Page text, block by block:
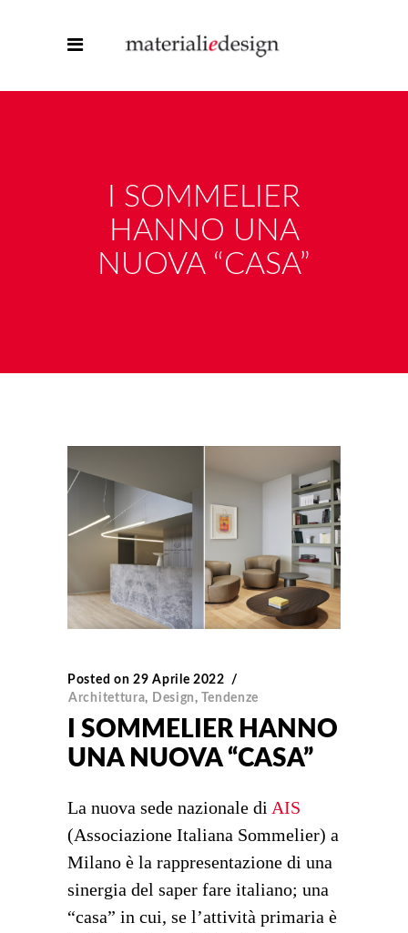
I SOMMELIER
HANNO UNA
NUOVA “CASA”
Posted on 29 Aprile 2022
Architettura, Design, Tendenze
I SOMMELIER HANNO
UNA NUOVA “CASA”
La nuova sede nazionale di AIS
(Associazione Italiana Sommelier) a
Milano è la rappresentazione di una
sinergia del saper fare italiano; una
“casa” in cui, se l’attività primaria è